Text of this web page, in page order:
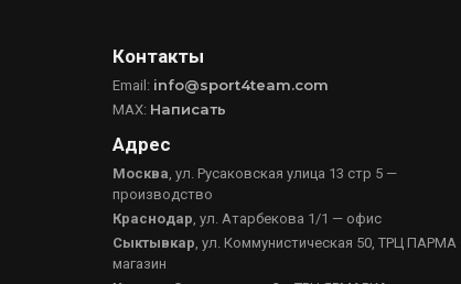
Контакты
Email: info@sport4team.com
MAX: Написать
Адрес
Москва , ул. Русаковская улица 13 стр 5 —
производство
Краснодар , ул. Атарбекова 1/1 — офис
Сыктывкар , ул. Коммунистическая 50, ТРЦ
магазин